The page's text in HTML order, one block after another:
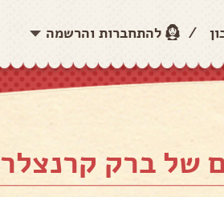
/ להתחברות והרשמה
של ברק קרנצלר